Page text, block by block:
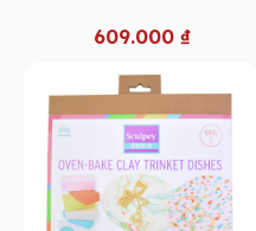
609.000 ₫